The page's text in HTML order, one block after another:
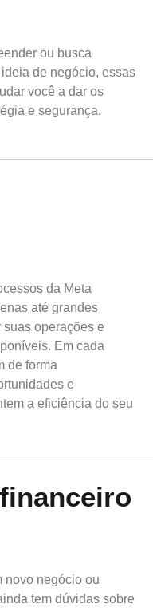
ou busca
de negócio, essas
você a dar os
e segurança.
da Meta
até grandes
operações e
Em cada
de forma
e
a eficiência do seu
novo negócio ou
tem dúvidas sobre